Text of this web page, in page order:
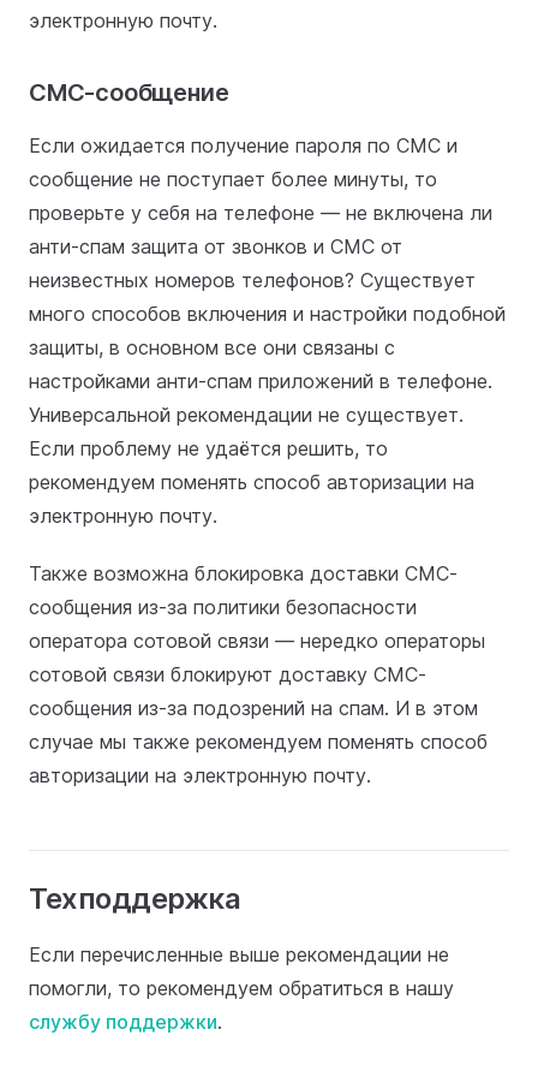
электронную почту.
СМС-сообщение
Если ожидается получение пароля по СМС и
сообщение не поступает более минуты, то
проверьте у себя на телефоне — не включена ли
анти-спам защита от звонков и СМС от
неизвестных номеров телефонов? Существует
много способов включения и настройки подобной
защиты, в основном все они связаны с
настройками анти-спам приложений в телефоне.
Универсальной рекомендации не существует.
Если проблему не удаётся решить, то
рекомендуем поменять способ авторизации на
электронную почту.
Также возможна блокировка доставки СМС-
сообщения из-за политики безопасности
оператора сотовой связи — нередко операторы
сотовой связи блокируют доставку СМС-
сообщения из-за подозрений на спам. И в этом
случае мы также рекомендуем поменять способ
авторизации на электронную почту.
Техподдержка
Если перечисленные выше рекомендации не
помогли, то рекомендуем обратиться в нашу
службу поддержки.